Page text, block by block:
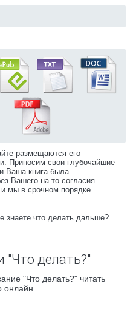
размещаются его
Приносим свои глубочайшие
Ваша книга была
Вашего на то согласия.
и мы в срочном порядке
знаете что делать дальше?
"Что делать?"
"Что делать?" читать
онлайн.